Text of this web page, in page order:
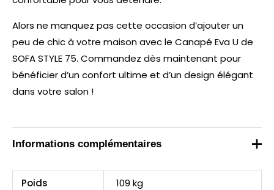
Alors ne manquez pas cette occasion d’ajouter un
peu de chic à votre maison avec le Canapé Eva U de
SOFA STYLE 75. Commandez dès maintenant pour
bénéficier d’un confort ultime et d’un design élégant
dans votre salon !
Informations complémentaires
Poids 109 kg